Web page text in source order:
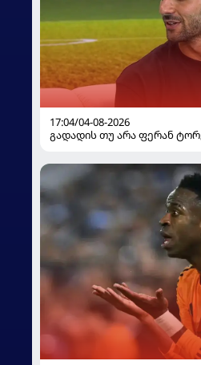
17:04/04-08-2026
გადადის თუ არა ფერან